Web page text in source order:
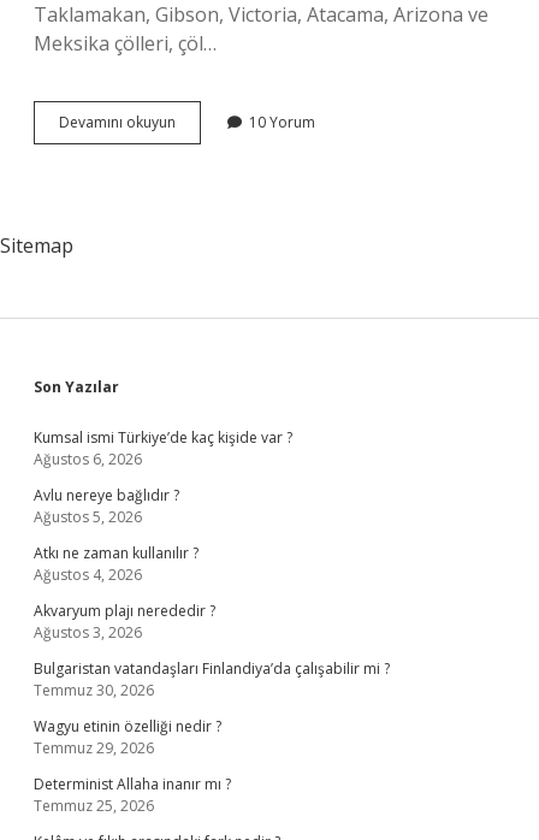
Taklamakan, Gibson, Victoria, Atacama, Arizona ve
Meksika çölleri, çöl…
Devamını okuyun
Iklimi
10 Yorum
Sitemap
Sidebar
Son Yazılar
Kumsal ismi Türkiye’de kaç kişide var ?
Ağustos 6, 2026
Avlu nereye bağlıdır ?
Ağustos 5, 2026
Atkı ne zaman kullanılır ?
Ağustos 4, 2026
Akvaryum plajı nerededir ?
Ağustos 3, 2026
Bulgaristan vatandaşları Finlandiya’da çalışabilir mi ?
Temmuz 30, 2026
Wagyu etinin özelliği nedir ?
Temmuz 29, 2026
Determinist Allaha inanır mı ?
Temmuz 25, 2026